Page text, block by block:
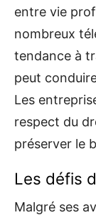
entre vie
nombreux
tendance à
peut
Les
respect du
préserver le
Les défis
Malgré ses